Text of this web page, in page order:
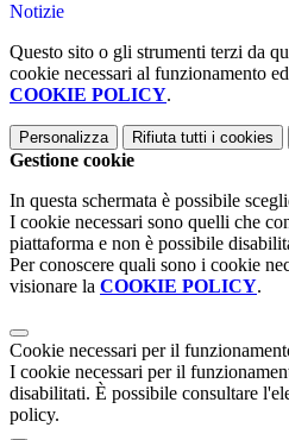
Notizie
Questo sito o gli strumenti terzi da
cookie necessari al funzionamento
COOKIE POLICY.
Personalizza Rifiuta tutti i cookies
Gestione cookie
In questa schermata è possibile
I cookie necessari sono quelli che
piattaforma e non è possibile
Per conoscere quali sono i cookie
visionare la COOKIE POLICY.
Cookie necessari per il
I cookie necessari per il
disabilitati. È possibile consultare
policy.